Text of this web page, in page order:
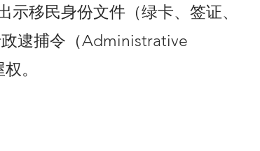
移民身份文件（绿卡、签证、
逮捕令（Administrative
。